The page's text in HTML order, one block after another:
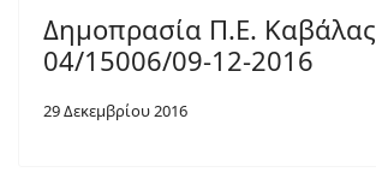
Δημοπρασία Π.Ε. Καβάλας
04/15006/09-12-2016
29 Δεκεμβρίου 2016